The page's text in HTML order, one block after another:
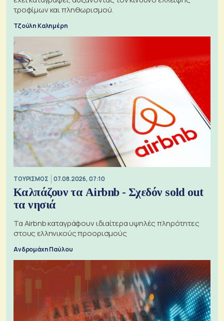
τροφίμων και πληθωρισμού.
Τζούλη Καλημέρη
ΤΟΥΡΙΣΜΟΣ 07.08.2026, 07:10
Καλπάζουν τα Airbnb - Σχεδόν sold out
τα νησιά
Τα Airbnb καταγράφουν ιδιαίτερα υψηλές πληρότητες
στους ελληνικούς προορισμούς
Ανδρομάχη Παύλου